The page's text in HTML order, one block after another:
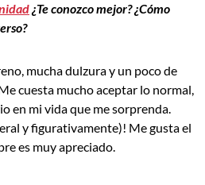
¿Te conozco mejor? ¿Cómo
mucha dulzura y un poco de
cuesta mucho aceptar lo normal,
en mi vida que me sorprenda.
y figurativamente)! Me gusta el
es muy apreciado.